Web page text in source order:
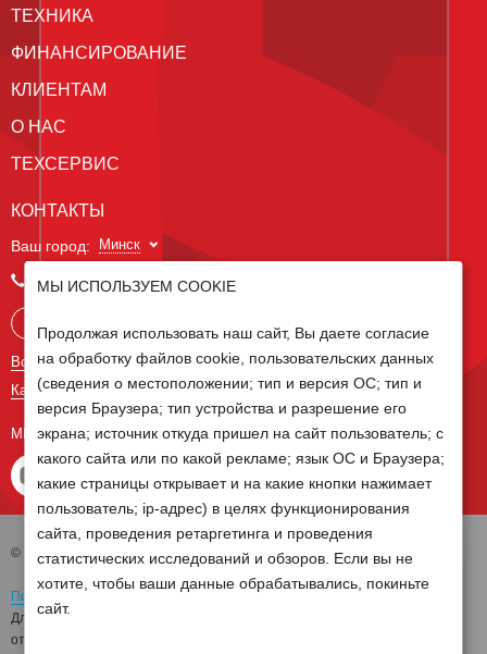
ТЕХНИКА
ФИНАНСИРОВАНИЕ
КЛИЕНТАМ
О НАС
ТЕХСЕРВИС
КОНТАКТЫ
Ваш город: Минск
+375 29 238 97 34
Все контакты
Карта сайта
МЫ В СОЦ СЕТЯХ
© 2026 Группа компаний Белагро
Политика обработки персональных данных
Для отзыва согласия на обработку персональных данных необходимо
отправить письмо на электронную почту
МЫ ИСПОЛЬЗУЕМ COOKIE
Продолжая использовать наш сайт, Вы даете согласие
на обработку файлов cookie, пользовательских данных
(сведения о местоположении; тип и версия ОС; тип и
версия Браузера; тип устройства и разрешение его
экрана; источник откуда пришел на сайт пользователь; с
какого сайта или по какой рекламе; язык ОС и Браузера;
какие страницы открывает и на какие кнопки нажимает
пользователь; ip-адрес) в целях функционирования
сайта, проведения ретаргетинга и проведения
статистических исследований и обзоров. Если вы не
хотите, чтобы ваши данные обрабатывались, покиньте
сайт.